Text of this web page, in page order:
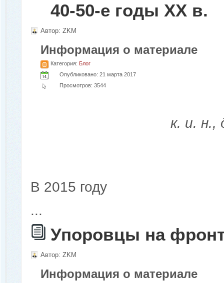
40-50-е годы XX в.
Автор: ZKM
Информация о материале
Категория: Блог
Опубликовано: 21 марта 2017
Просмотров: 3544
к. и.
В 2015 году
...
Упоровцы на
Автор: ZKM
Информация о материале